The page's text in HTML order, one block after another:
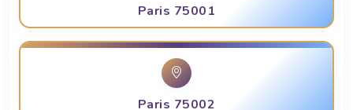
Paris 75001
Paris 75002